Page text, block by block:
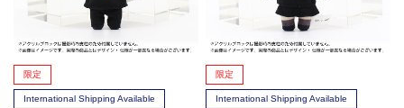
限定
International Shipping Available
限定
International Shipping Available